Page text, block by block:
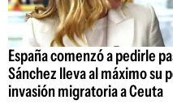
España comenzó a pedirle
Sánchez lleva al máximo su
invasión migratoria a Ceuta